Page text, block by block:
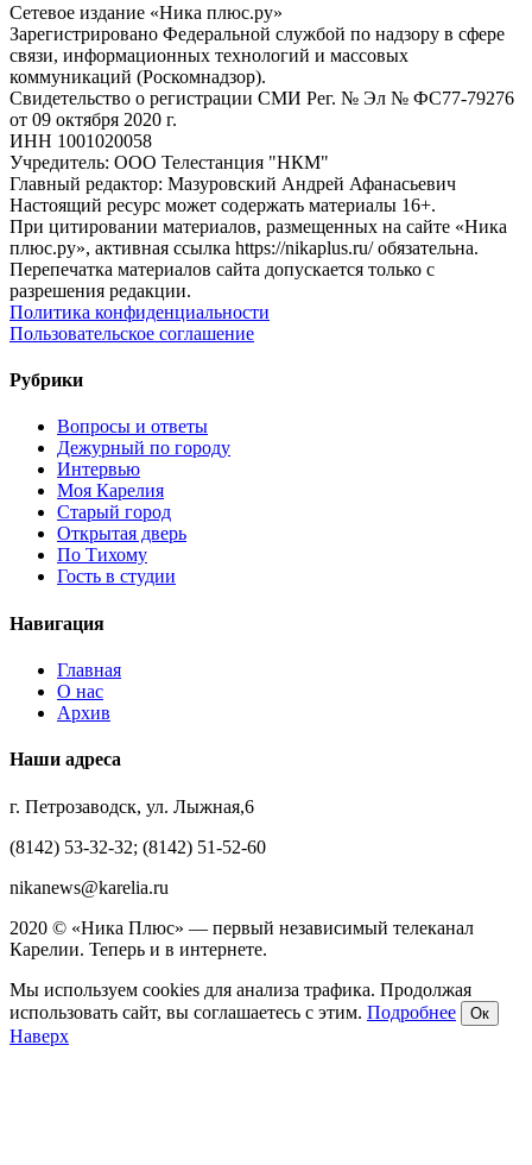
Сетевое издание «Ника плюс.ру»
Зарегистрировано Федеральной службой по надзору в сфере
связи, информационных технологий и массовых
коммуникаций (Роскомнадзор).
Свидетельство о регистрации СМИ Рег. № Эл № ФС77-79276
от 09 октября 2020 г.
ИНН 1001020058
Учредитель: ООО Телестанция "НКМ"
Главный редактор: Мазуровский Андрей Афанасьевич
Настоящий ресурс может содержать материалы 16+.
При цитировании материалов, размещенных на сайте «Ника
плюс.ру», активная ссылка https://nikaplus.ru/ обязательна.
Перепечатка материалов сайта допускается только с
разрешения редакции.
Политика конфиденциальности
Пользовательское соглашение
Рубрики
Вопросы и ответы
Дежурный по городу
Интервью
Моя Карелия
Старый город
Открытая дверь
По Тихому
Гость в студии
Навигация
Главная
О нас
Архив
Наши адреса
г. Петрозаводск, ул. Лыжная,6
(8142) 53-32-32; (8142) 51-52-60
nikanews@karelia.ru
2020 © «Ника Плюс» — первый независимый телеканал
Карелии. Теперь и в интернете.
Мы используем cookies для анализа трафика. Продолжая
использовать сайт, вы соглашаетесь с этим. Подробнее Ок
Наверх